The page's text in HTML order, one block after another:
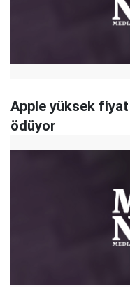
Apple yüksek
ödüyor